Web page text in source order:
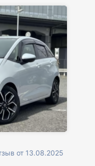
от 13.08.2025